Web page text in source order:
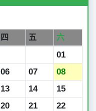
四 五 六
01
06 07
08
13 14
15
20 21
22